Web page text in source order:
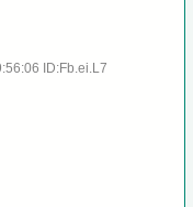
ID:Fb.ei.L7